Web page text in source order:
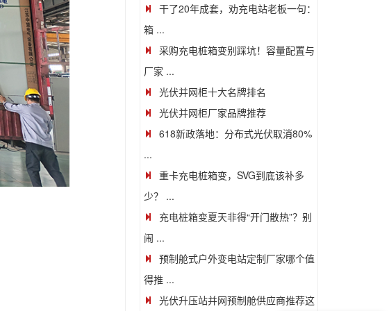
干了20年成套，劝充电站老板一句：
箱 ...
采购充电桩箱变别踩坑！容量配置与
厂家 ...
光伏并网柜十大名牌排名
光伏并网柜厂家品牌推荐
618新政落地：分布式光伏取消80%
...
重卡充电桩箱变，SVG到底该补多
少？ ...
充电桩箱变夏天非得“开门散热”？别
闹 ...
预制舱式户外变电站定制厂家哪个值
得推 ...
光伏升压站并网预制舱供应商推荐这可以介绍下你们的产品么